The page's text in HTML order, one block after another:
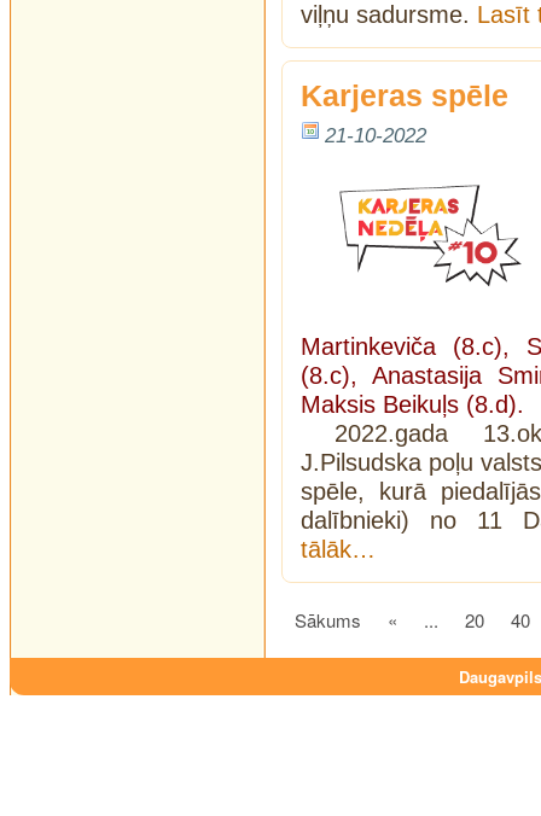
viļņu sadursme. Lasīt
Karjeras spēle
21-10-2022
Martinkeviča (8.c),
(8.c), Anastasija
Maksis Beikuļs (8.d).
2022.gada
J.Pilsudska poļu
spēle, kurā
dalībnieki) no 11
tālāk…
Sākums « ... 20 40